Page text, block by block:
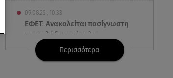
09.08.26 , 10:33
ΕΦΕΤ: Ανακαλείται πασίγνωστη
μαρμελάδα φράουλα
09.08.26 , 10:13
Περισσότερα